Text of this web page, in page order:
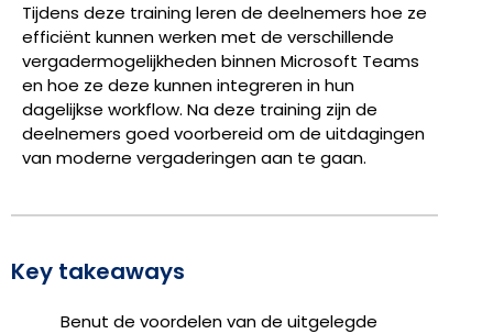
Tijdens deze training leren de deelnemers hoe ze
efficiënt kunnen werken met de verschillende
vergadermogelijkheden binnen Microsoft Teams
en hoe ze deze kunnen integreren in hun
dagelijkse workflow. Na deze training zijn de
deelnemers goed voorbereid om de uitdagingen
van moderne vergaderingen aan te gaan.
Key takeaways
Benut de voordelen van de uitgelegde